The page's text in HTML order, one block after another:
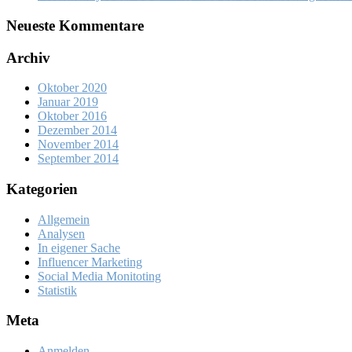
Neueste Kommentare
Archiv
Oktober 2020
Januar 2019
Oktober 2016
Dezember 2014
November 2014
September 2014
Kategorien
Allgemein
Analysen
In eigener Sache
Influencer Marketing
Social Media Monitoting
Statistik
Meta